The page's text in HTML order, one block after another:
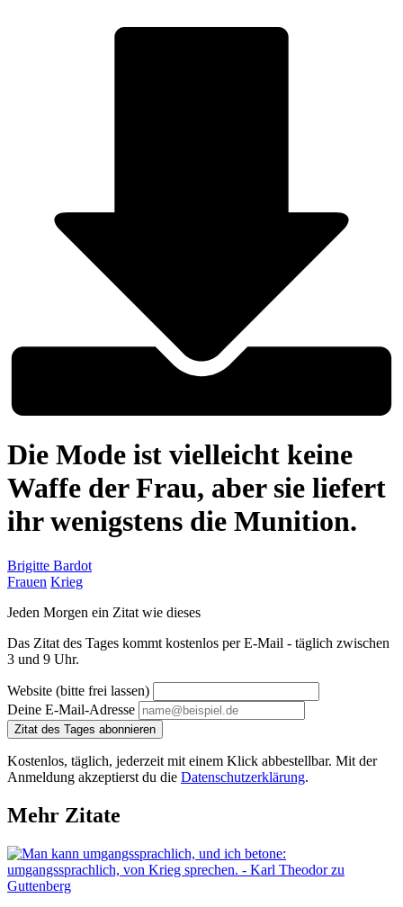
Die Mode ist vielleicht keine
Waffe der Frau, aber sie liefert
ihr wenigstens die Munition.
Brigitte Bardot
Frauen Krieg
Jeden Morgen ein Zitat wie dieses
Das Zitat des Tages kommt kostenlos per E-Mail - täglich zwischen
3 und 9 Uhr.
Website (bitte frei lassen)
Deine E-Mail-Adresse
Zitat des Tages abonnieren
Kostenlos, täglich, jederzeit mit einem Klick abbestellbar. Mit der
Anmeldung akzeptierst du die Datenschutzerklärung.
Mehr Zitate